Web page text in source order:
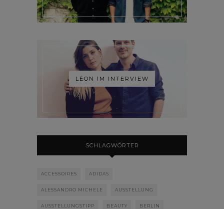
LÉON IM INTERVIEW
SCHLAGWÖRTER
ACCESSOIRES ADIDAS
ALESSANDRO MICHELE AUSSTELLUNG
AUSSTELLUNGSTIPP BEAUTY BERLIN